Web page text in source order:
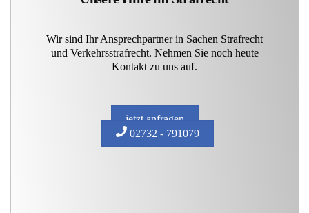
Wir sind Ihr Ansprechpartner in Sachen Strafrecht
und Verkehrsstrafrecht. Nehmen Sie noch heute
Kontakt zu uns auf.
jetzt anfragen
02732 - 791079